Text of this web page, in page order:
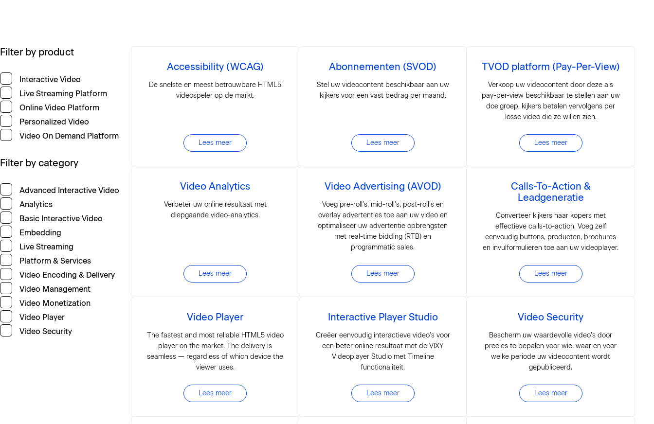
Filter by product
Interactive Video
Live Streaming Platform
Online Video Platform
Personalized Video
Video On Demand Platform
Filter by category
Advanced Interactive Video
Analytics
Basic Interactive Video
Embedding
Live Streaming
Platform & Services
Video Encoding & Delivery
Video Management
Video Monetization
Video Player
Video Security
Accessibility (WCAG)
De snelste en meest betrouwbare HTML5
videospeler op de markt.
Lees meer
Abonnementen (SVOD)
Stel uw videocontent beschikbaar aan uw
kijkers voor een vast bedrag per maand.
Lees meer
TVOD platform (Pay-Per-View)
Verkoop uw videocontent door deze als
pay-per-view beschikbaar te stellen aan uw
doelgroep, kijkers betalen vervolgens per
losse video die ze willen zien.
Lees meer
Video Analytics
Verbeter uw online resultaat met
diepgaande video-analytics.
Lees meer
Video Advertising (AVOD)
Voeg pre-roll’s, mid-roll’s, post-roll’s en
overlay advertenties toe aan uw video en
optimaliseer uw advertentie opbrengsten
met real-time bidding (RTB) en
programmatic sales.
Lees meer
Calls-To-Action &
Leadgeneratie
Converteer kijkers naar kopers met
effectieve calls-to-action. Voeg zelf
eenvoudig buttons, producten, brochures
en invulformulieren toe aan uw videoplayer.
Lees meer
Video Player
The fastest and most reliable HTML5 video
player on the market. The delivery is
seamless — regardless of which device the
viewer uses.
Lees meer
Interactive Player Studio
Creëer eenvoudig interactieve video’s voor
een beter online resultaat met de VIXY
Videoplayer Studio met Timeline
functionaliteit.
Lees meer
Video Security
Bescherm uw waardevolle video’s door
precies te bepalen voor wie, waar en voor
welke periode uw videocontent wordt
gepubliceerd.
Lees meer